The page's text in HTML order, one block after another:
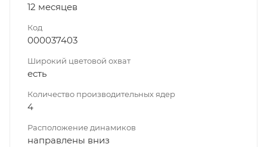
12 месяцев
Код
000037403
Широкий цветовой охват
есть
Количество производительных ядер
4
Расположение динамиков
направлены вниз